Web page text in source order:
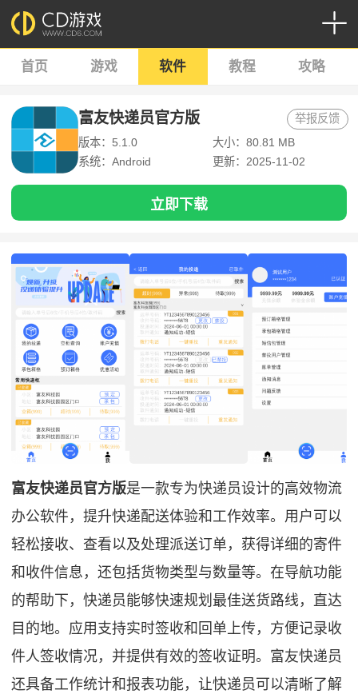
首页 游戏 软件 教程 攻略
富友快递员官方版
版本：5.1.0
大小：80.81 MB
系统：Android
更新：2025-11-02
举报反馈
立即下载
富友快递员官方版是一款专为快递员设计的高效物流
办公软件，提升快递配送体验和工作效率。用户可以
轻松接收、查看以及处理派送订单，获得详细的寄件
和收件信息，还包括货物类型与数量等。在导航功能
的帮助下，快递员能够快速规划最佳送货路线，直达
目的地。应用支持实时签收和回单上传，方便记录收
件人签收情况，并提供有效的签收证明。富友快递员
还具备工作统计和报表功能，让快递员可以清晰了解